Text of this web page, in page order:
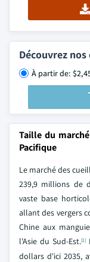
Découvrez
À partir de:
Taille du
Pacifique
Le marché des
239,9 millions de
vaste base
allant des vergers
Chine aux
l'Asie du Sud-Est.[1]
dollars d'ici 2035,